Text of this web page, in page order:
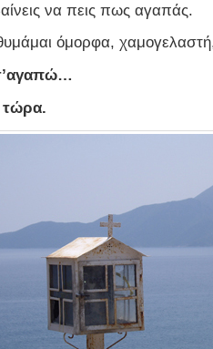
να πεις πως αγαπάς.
όμορφα,
τώρα.